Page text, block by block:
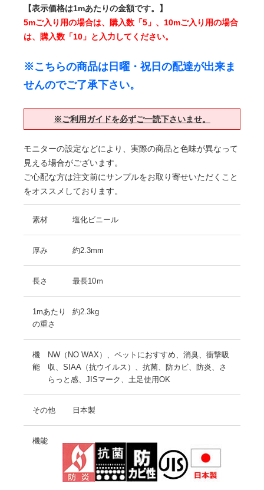
【表示価格は1mあたりの金額です。】
5mご入り用の場合は、購入数「5」、10mご入り用の場合
は、購入数「10」と入力してください。
※こちらの商品は日曜・祝日の配達が出来ま
せんのでご了承下さい。
※ご利用ガイドを必ずご一読下さいませ。
モニターの設定などにより、実際の商品と色味が異なって
見える場合がございます。
ご心配な方は注文前にサンプルをお取り寄せいただくこと
をオススメしております。
素材 塩化ビニール
厚み 約2.3mm
長さ 最長10ｍ
1mあたり
の重さ
約2.3kg
機
能
NW（NO WAX）、ペットにおすすめ、消臭、衝撃吸
収、SIAA（抗ウイルス）、抗菌、防カビ、防炎、さ
らっと感、JISマーク、土足使用OK
その他 日本製
機能